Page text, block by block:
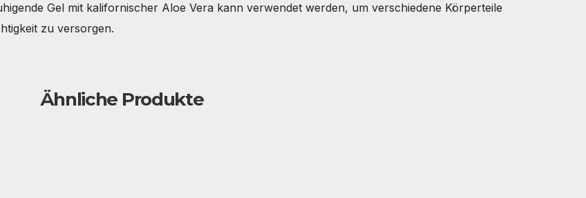
Gel mit kalifornischer Aloe Vera kann verwendet werden, um verschiedene Körperteile
zu versorgen.
Ähnliche Produkte